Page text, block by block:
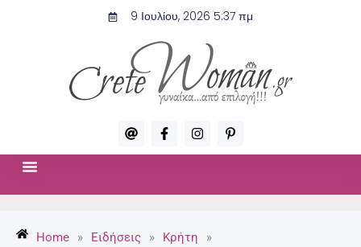
9 Ιουλίου, 2026 5:37 πμ
A
t
F
a
c
-
f
I
n
s
P
i
n
Home » Ειδήσεις » Κρήτη
»